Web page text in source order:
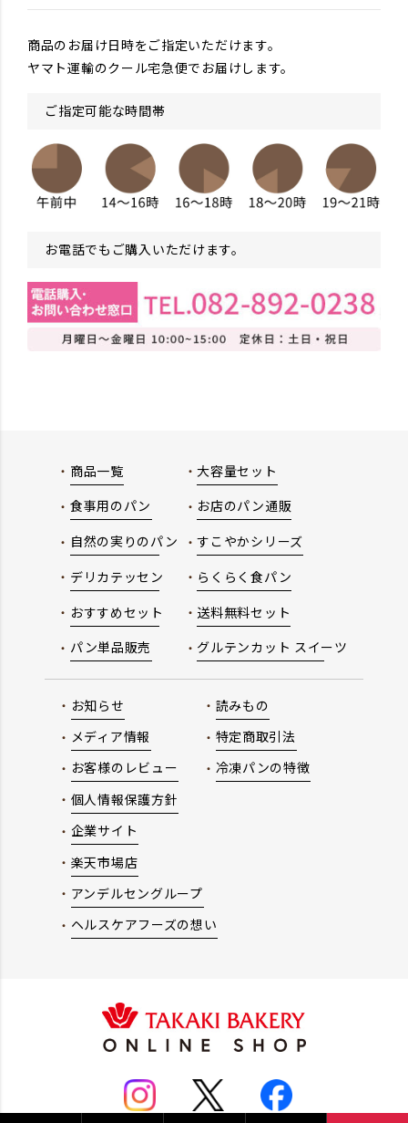
商品のお届け日時をご指定いただけます。
ヤマト運輸のクール宅急便でお届けします。
ご指定可能な時間帯
お電話でもご購入いただけます。
商品一覧
食事用のパン
自然の実りのパン
デリカテッセン
おすすめセット
パン単品販売
大容量セット
お店のパン通販
すこやかシリーズ
らくらく食パン
送料無料セット
グルテンカット スイーツ
お知らせ
メディア情報
お客様のレビュー
個人情報保護方針
読みもの
特定商取引法
冷凍パンの特徴
企業サイト
楽天市場店
アンデルセングループ
ヘルスケアフーズの想い